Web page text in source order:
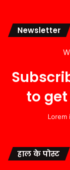
Newsletter
to
Lorem
हाल के पोस्ट